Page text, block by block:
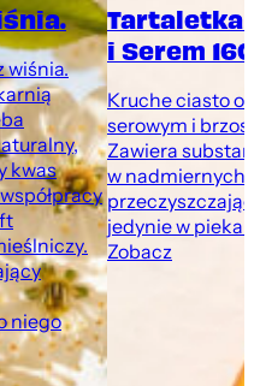
wiśnia.
kwas
niego
Tartaletka
i Serem
Kruche ciasto
serowym i
Zawiera
w nadmiernych
jedynie w
Zobacz